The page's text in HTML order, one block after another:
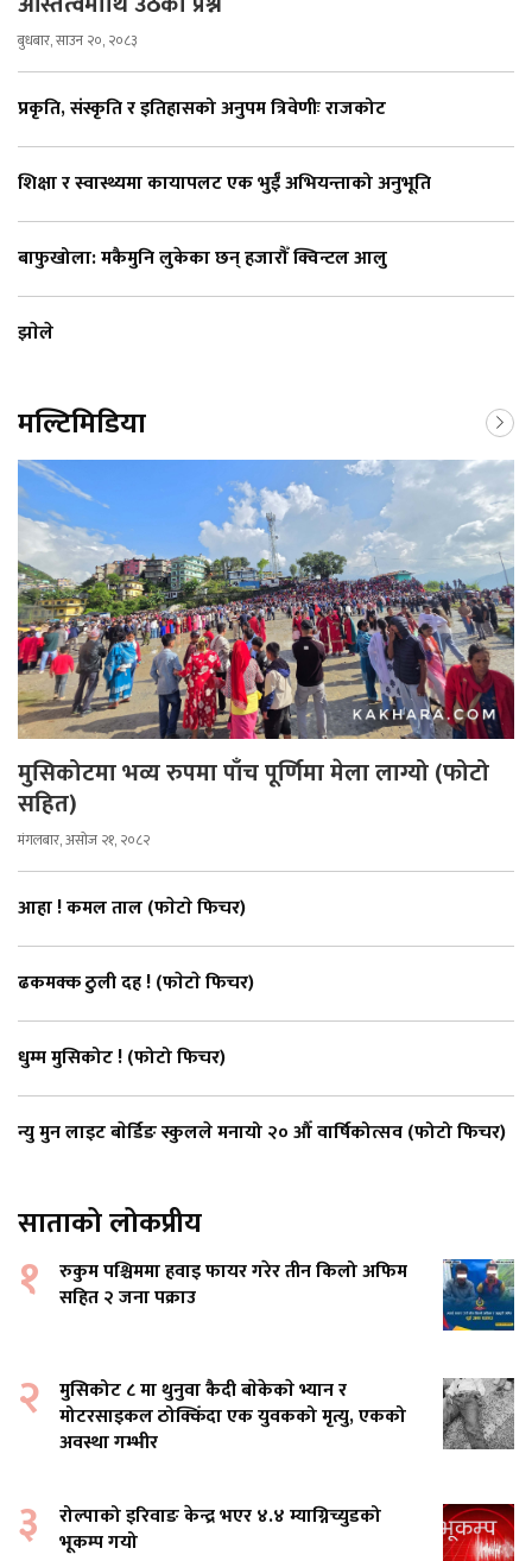
बुधबार, साउन २०, २०८३
प्रकृति, संस्कृति र इतिहासको अनुपम त्रिवेणीः राजकोट
शिक्षा र स्वास्थ्यमा कायापलट एक भुईँ अभियन्ताको अनुभूति
बाफुखोला: मकैमुनि लुकेका छन् हजारौँ क्विन्टल आलु
झाेले
मल्टिमिडिया
मुसिकोटमा भव्य रुपमा पाँच पूर्णिमा मेला लाग्यो (फोटो
सहित)
मंगलबार, असोज २१, २०८२
आहा ! कमल ताल (फाेटाे फिचर)
ढकमक्क ठुली दह ! (फाेटाे फिचर)
धुम्म मुसिकोट ! (फोटो फिचर)
न्यु मुन लाइट बाेर्डिङ स्कुलले मनायो २० औँ वार्षिकोत्सव (फोटो फिचर)
साताको लोकप्रीय
१
रुकुम पश्चिममा हवाइ फायर गरेर तीन किलो अफिम
सहित २ जना पक्राउ
२
मुसिकोट ८ मा थुनुवा कैदी बाेकेकाे भ्यान र
मोटरसाइकल ठोक्किँदा एक युवकको मृत्यु, एकको
अवस्था गम्भीर
३
रोल्पाको इरिवाङ केन्द्र भएर ४.४ म्याग्निच्युडको
भूकम्प गयो